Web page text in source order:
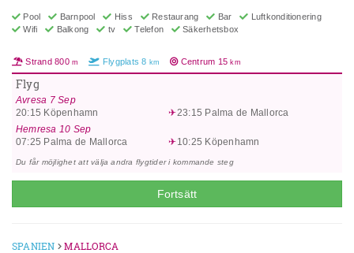
luftkonditionering, safe (extra avgift), hårtork, strykutrustning (extra avgift),
vattenkokare (extra avgift), skrivbord, TV, telefon och balkong. ** Var
Llucmajor, 7600, Spanien. Observera att All Inclusive-konceptet är föremål
för begränsningarna i lagdekret 1/2020. Detta inkluderar obegränsad
läsk, vatten, kaffe, te och juice och högst tre alkoholhaltiga drycker (vin
eller öl) per person endast under lunch och middag. Vid alla andra tider
kräver alkoholhaltiga drycker en extra kostnad.
Pool Barnpool Hiss Restaurang Bar
Luftkonditionering
Wifi
Balkong tv Telefon Säkerhetsbox
Strand800m Flygplats8 km Centrum 15km
Flyg
Avresa 7 Sep
20:15 Köpenhamn 23:15 Palma de Mallorca
Hemresa 10 Sep
07:25 Palma de Mallorca 10:25 Köpenhamn
Du får möjlighet att välja andra flygtider i kommande steg
Fortsätt
SPANIEN MALLORCA